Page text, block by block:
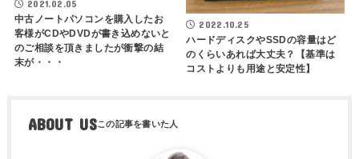
2021.02.05
中古ノートパソコンを購入したお
客様がCDやDVDが書き込めないと
のご相談を頂きましたが衝撃の結
末が・・・
2022.10.25
ハードディスクやSSDの容量はど
のくらいあれば大丈夫？【基準は
コストよりも用途と安定性】
ABOUT US